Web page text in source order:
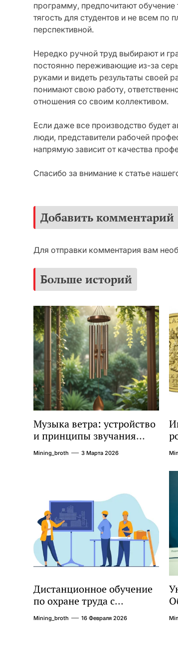
программу, предпочитают обучение
тягость для студентов и не всем
перспективной.
Нередко ручной труд выбирают и
постоянно переживающие из-за
руками и видеть результаты своей
понимают свою работу,
отношения со своим коллективом.
Если даже все производство будет
люди, представители рабочей
напрямую зависит от качества
Спасибо за внимание к статье
Добавить комментарий
Для отправки комментария вам
Больше историй
Музыка ветра: устройство
и принципы звучания
колокольчиков
Mining_broth 3 Марта 2026
Дистанционное обучение
по охране труда с
тренажёрами онлайн
Mining_broth 16 Февраля 2026